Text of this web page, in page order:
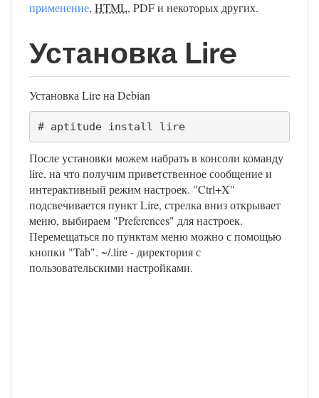
применение, HTML, PDF и некоторых других.
Установка Lire
Установка Lire на Debian
# aptitude install lire
После установки можем набрать в консоли команду
lire, на что получим приветственное сообщение и
интерактивный режим настроек. "Ctrl+X"
подсвечивается пункт Lire, стрелка вниз открывает
меню, выбираем "Preferences" для настроек.
Перемещаться по пунктам меню можно с помощью
кнопки "Tab". ~/.lire - директория с
пользовательскими настройками.